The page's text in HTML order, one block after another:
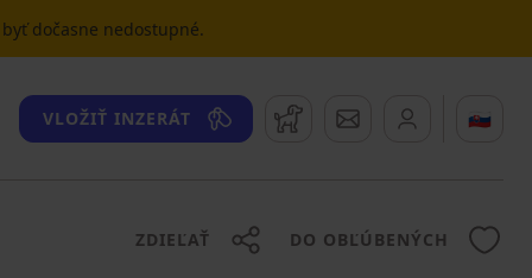
dočasne nedostupné.
VLOŽIŤ INZERÁT Strážny pesSprávy 🇸🇰
ZDIEĽAŤ DO OBĽÚBENÝCH